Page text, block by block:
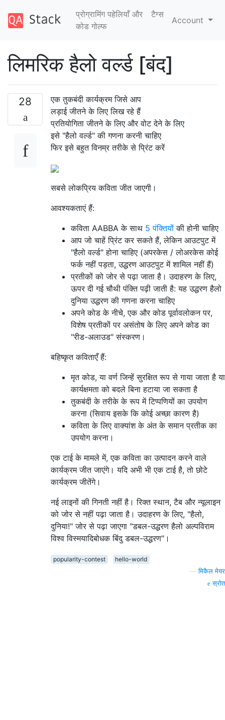
प्रोग्रामिंग पहेलियाँ और
कोड गोल्फ
टैग्‍स
Account
लिमरिक हैलो वर्ल्ड [बंद]
28
एक तुकबंदी कार्यक्रम जिसे आप
लड़ाई जीतने के लिए लिख रहे हैं
प्रतियोगिता जीतने के लिए और वोट देने के लिए
इसे "हैलो वर्ल्ड" की गणना करनी चाहिए
फिर इसे बहुत विनम्र तरीके से प्रिंट करें
सबसे लोकप्रिय कविता जीत जाएगी।
आवश्यकताएं हैं:
कविता AABBA के साथ 5 पंक्तियों की होनी चाहिए
आप जो चाहें प्रिंट कर सकते हैं, लेकिन आउटपुट में
"हैलो वर्ल्ड" होना चाहिए (अपरकेस / लोअरकेस कोई
फर्क नहीं पड़ता, उद्धरण आउटपुट में शामिल नहीं हैं)
प्रतीकों को जोर से पढ़ा जाता है। उदाहरण के लिए,
ऊपर दी गई चौथी पंक्ति पढ़ी जाती है: यह उद्धरण हैलो
दुनिया उद्धरण की गणना करना चाहिए
अपने कोड के नीचे, एक और कोड पूर्वावलोकन पर,
विशेष प्रतीकों पर असंतोष के लिए अपने कोड का
"रीड-अलाउड" संस्करण।
बहिष्कृत कविताएँ हैं:
मृत कोड, या वर्ण जिन्हें सुरक्षित रूप से गाया जाता है या
कार्यक्षमता को बदले बिना हटाया जा सकता है
तुकबंदी के तरीके के रूप में टिप्पणियों का उपयोग
करना (सिवाय इसके कि कोई अच्छा कारण है)
कविता के लिए वाक्यांश के अंत के समान प्रतीक का
उपयोग करना।
एक टाई के मामले में, एक कविता का उत्पादन करने वाले
कार्यक्रम जीत जाएंगे। यदि अभी भी एक टाई है, तो छोटे
कार्यक्रम जीतेंगे।
नई लाइनों की गिनती नहीं है। रिक्त स्थान, टैब और न्यूलाइन
को जोर से नहीं पढ़ा जाता है। उदाहरण के लिए, "हैलो,
दुनिया!" जोर से पढ़ा जाएगा "डबल-उद्धरण हैलो अल्पविराम
विश्व विस्मयादिबोधक बिंदु डबल-उद्धरण"।
popularity-contest
hello-world
—मिकैल मेयर
स्रोत